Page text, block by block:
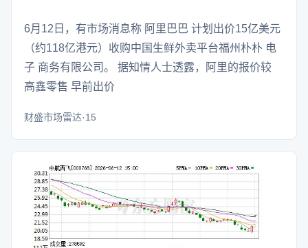
6月12日，有市场消息称 阿里巴巴 计划出价15亿美元
（约118亿港元）收购中国生鲜外卖平台福州朴朴 电
子 商务有限公司。 据知情人士透露，阿里的报价较
高鑫零售 早前出价
财盛市场雷达·15